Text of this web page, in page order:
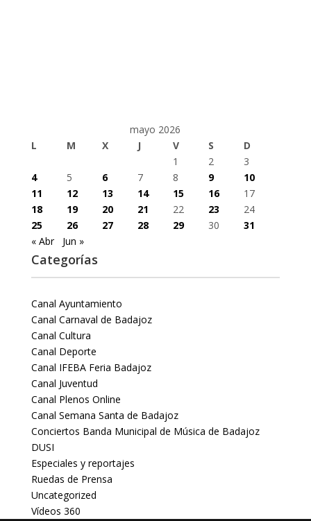
mayo 2026
L
M X J V S
D
1
2
3
4
5 6 7 8 9
10
11
12 13 14 15 16
17
18
19 20 21 22 23
24
25
26 27 28 29 30
31
« Abr
Jun »
Categorías
Canal Ayuntamiento
Canal Carnaval de Badajoz
Canal Cultura
Canal Deporte
Canal IFEBA Feria Badajoz
Canal Juventud
Canal Plenos Online
Canal Semana Santa de Badajoz
Conciertos Banda Municipal de Música de Badajoz
DUSI
Especiales y reportajes
Ruedas de Prensa
Uncategorized
Vídeos 360